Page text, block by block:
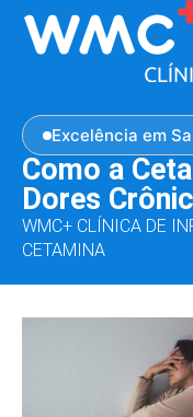
Excelência em
Como a
Dores
WMC+ CLÍNICA DE
CETAMINA